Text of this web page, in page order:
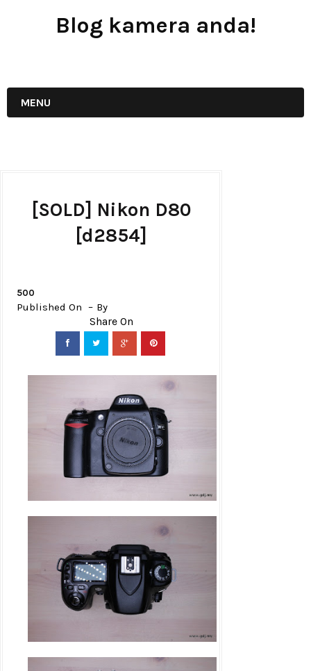
Blog kamera anda!
MENU
[SOLD] Nikon D80
[d2854]
500
Published On By